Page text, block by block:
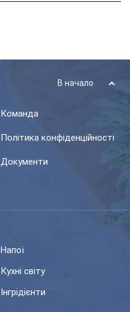
В начало
Команда
Політика конфіденційності
Документи
Напої
Кухні світу
Інгрідієнти